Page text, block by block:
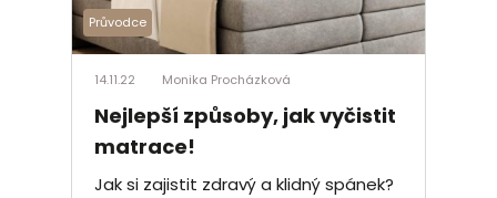
Průvodce
14.11.22 Monika Procházková
Nejlepší způsoby, jak vyčistit
matrace!
Jak si zajistit zdravý a klidný spánek?